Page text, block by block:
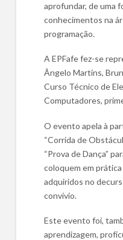
aprofundar, de uma
conhecimentos na
programação.
A EPFafe fez-se
Ângelo Martins,
Curso Técnico de
Computadores,
O evento apela à
“Corrida de
“Prova de Dança”
coloquem em
adquiridos no
convívio.
Este evento foi,
aprendizagem,